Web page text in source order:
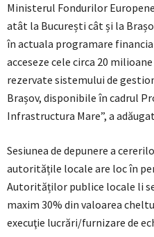
Ministerul Fondurilor
atât la București cât și la
în actuala programare
acceseze cele circa 20
rezervate sistemului de
Brașov, disponibile în cadrul
Infrastructura Mare”, a
Sesiunea de depunere a
autoritățile locale are loc în
Autorităților publice locale li
maxim 30% din valoarea
execuţie lucrări/furnizare de